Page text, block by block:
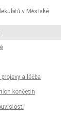
v Městské
a léčba
končetin